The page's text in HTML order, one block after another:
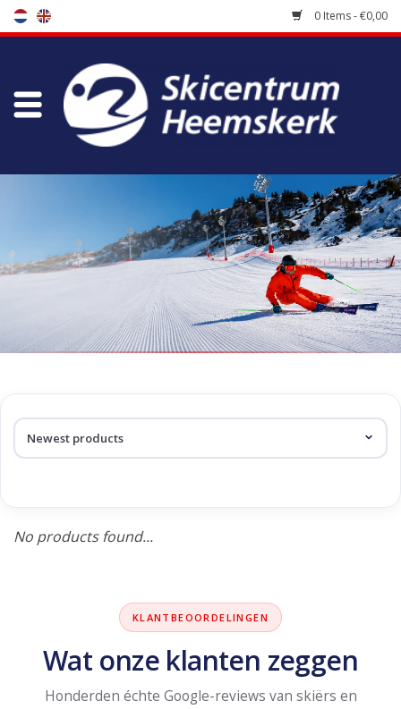
0 Items - €0,00
Store
Maintenance
koopgidsen
Products tagged with
skirboek
No products found...
KLANTBEOORDELINGEN
Wat onze klanten zeggen
Honderden échte Google-reviews van skiërs en